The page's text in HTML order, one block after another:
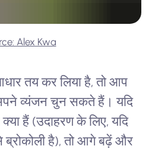
Alex Kwa
तय कर लिया है, तो आप
व्यंजन चुन सकते हैं। यदि
हैं (उदाहरण के लिए, यदि
है), तो आगे बढ़ें और